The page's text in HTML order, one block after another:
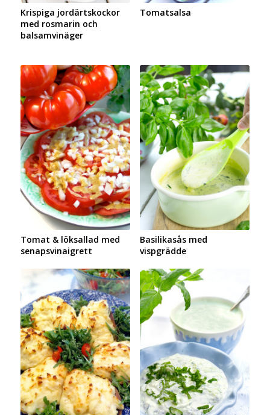
Krispiga jordärtskockor
med rosmarin och
balsamvinäger
Tomatsalsa
Tomat & löksallad med
senapsvinaigrett
Basilikasås med
vispgrädde